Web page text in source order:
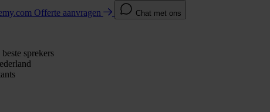
Offerte aanvragen Chat met ons
sprekers